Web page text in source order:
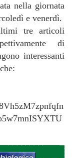
nella giornata
e venerdì.
tre articoli
di
interessanti